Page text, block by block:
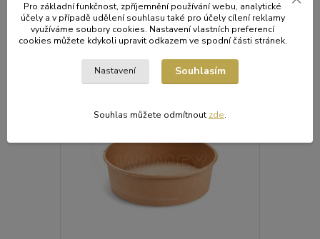
Související zboží 1
Pro základní funkčnost, zpříjemnění používání webu, analytické
účely a v případě udělení souhlasu také pro účely cílení reklamy
využíváme soubory cookies. Nastavení vlastních preferencí
cookies můžete kdykoli upravit odkazem ve spodní části stránek.
Nastavení Souhlasím
Souhlas můžete odmítnout zde.